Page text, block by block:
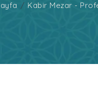
Kabir Mezar -